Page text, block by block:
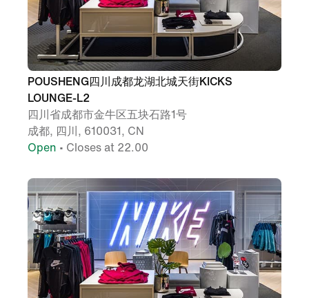
POUSHENG四川成都龙湖北城天街KICKS
LOUNGE-L2
四川省成都市金牛区五块石路1号
成都, 四川, 610031, CN
Open • Closes at 22.00